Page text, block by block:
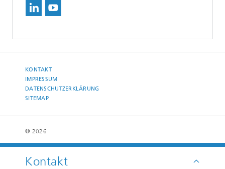
Kontakt
KONTAKT
IMPRESSUM
DATENSCHUTZERKLÄRUNG
SITEMAP
© 2026